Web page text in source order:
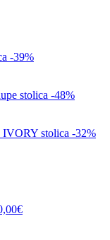
-39%
-48%
-32%